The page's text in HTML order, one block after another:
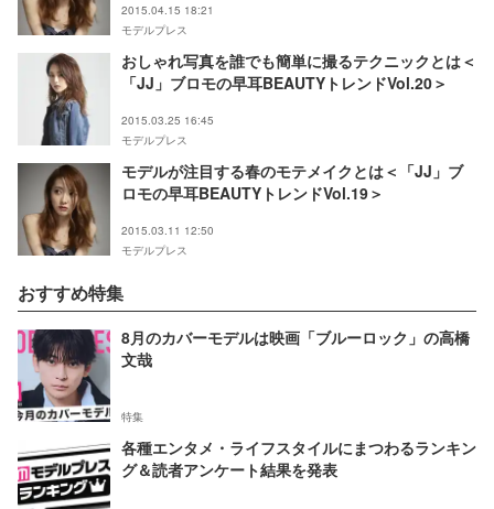
2015.04.15 18:21
モデルプレス
おしゃれ写真を誰でも簡単に撮るテクニックとは＜
「JJ」ブロモの早耳BEAUTYトレンドVol.20＞
2015.03.25 16:45
モデルプレス
モデルが注目する春のモテメイクとは＜「JJ」ブ
ロモの早耳BEAUTYトレンドVol.19＞
2015.03.11 12:50
モデルプレス
おすすめ特集
8月のカバーモデルは映画「ブルーロック」の高橋
文哉
特集
各種エンタメ・ライフスタイルにまつわるランキン
グ＆読者アンケート結果を発表